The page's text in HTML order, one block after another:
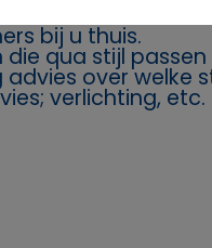
stoelen
bij u thuis.
qua stijl
over welke
verlichting, etc.